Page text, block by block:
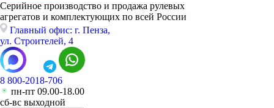
Серийное производство и продажа рулевых
агрегатов и комплектующих по всей России
Главный офис: г. Пенза,
ул. Строителей, 4
8 800-2018-706
пн-пт 09.00-18.00
сб-вс выходной